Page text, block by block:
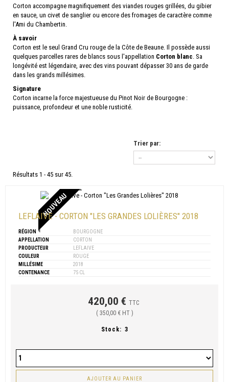
Corton accompagne magnifiquement des viandes rouges grillées, du gibier
en sauce, un civet de sanglier ou encore des fromages de caractère comme
l'Ami du Chambertin.
À savoir
Corton est le seul Grand Cru rouge de la Côte de Beaune. Il possède aussi
quelques parcelles rares de blancs sous l'appellation Corton blanc . Sa
longévité est légendaire, avec des vins pouvant dépasser 30 ans de garde
dans les grands millésimes.
Signature
Corton incarne la force majestueuse du Pinot Noir de Bourgogne :
puissance, profondeur et une noble rusticité.
Trier par:
Résultats 1 - 45 sur 45.
NOUVEAU
LEFLAIVE - CORTON "LES GRANDES LOLIÈRES" 2018
RÉGION
BOURGOGNE
APPELLATION
CORTON
PRODUCTEUR
LEFLAIVE
COULEUR
ROUGE
MILLÉSIME
2018
CONTENANCE
75 CL
420,00 € TTC
( 350,00 € HT )
Stock: 3
AJOUTER AU PANIER